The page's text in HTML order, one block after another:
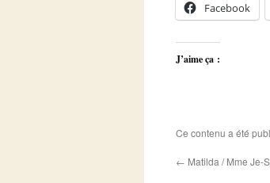
Facebook
J’aime ça :
Ce contenu a été
← Matilda / Mme Je-